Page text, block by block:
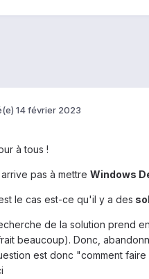
14 février 2023
à tous !
pas à mettre Windows
le cas est-ce qu'il y a des
de la solution prend
beaucoup). Donc,
est donc "comment